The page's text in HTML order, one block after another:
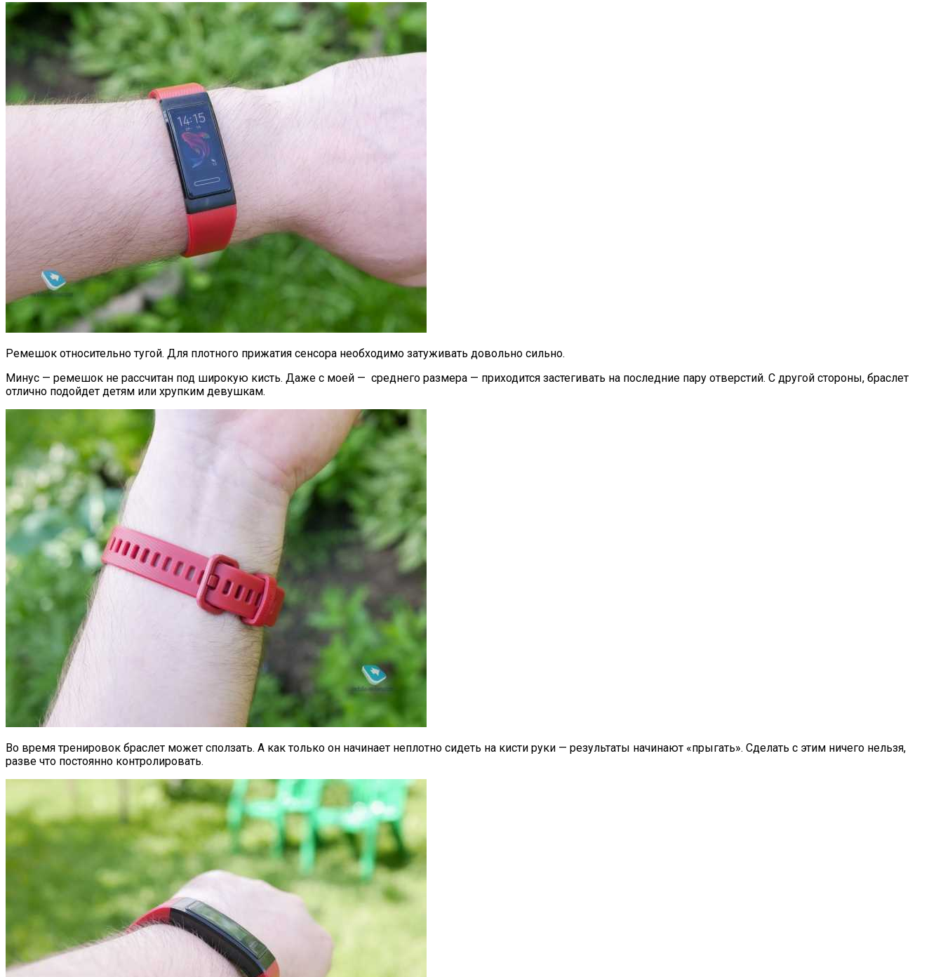
Ремешок относительно тугой. Для плотного прижатия сенсора необходимо затуживать довольно сильно.
Минус — ремешок не рассчитан под широкую кисть. Даже с моей — среднего размера — приходится застегивать на последние пару отверстий. С другой стороны, браслет
отлично подойдет детям или хрупким девушкам.
Во время тренировок браслет может сползать. А как только он начинает неплотно сидеть на кисти руки — результаты начинают «прыгать». Сделать с этим ничего нельзя,
разве что постоянно контролировать.